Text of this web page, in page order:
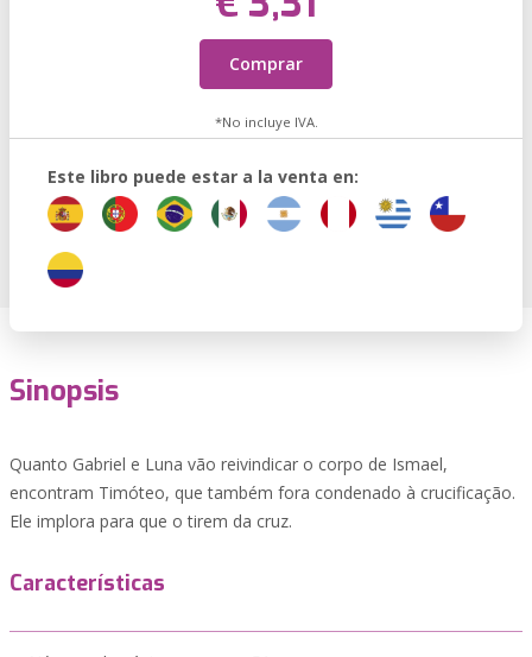
Comprar
*No incluye IVA.
Este libro puede estar a la venta en:
Sinopsis
Quanto Gabriel e Luna vão reivindicar o corpo de Ismael,
encontram Timóteo, que também fora condenado à crucificação.
Ele implora para que o tirem da cruz.
Características